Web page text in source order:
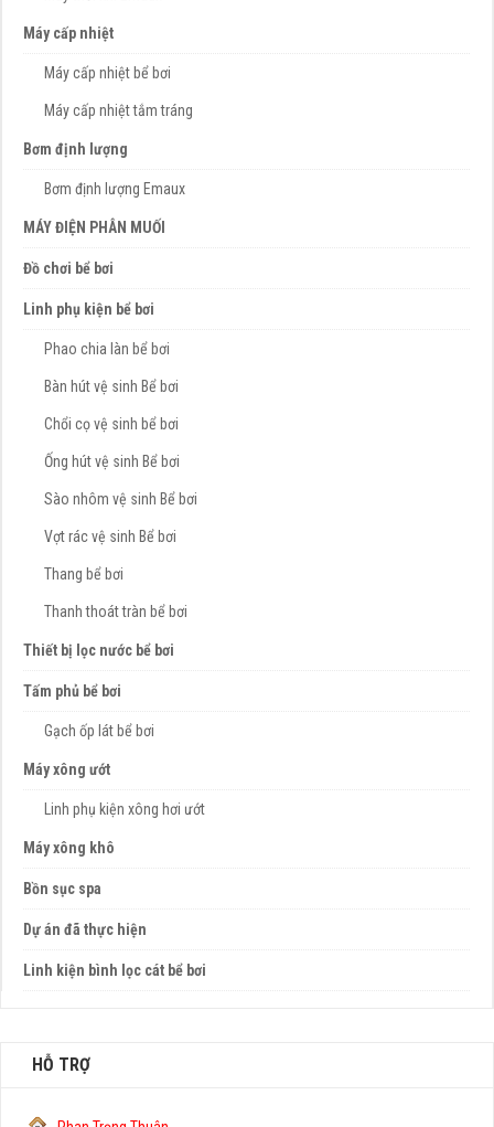
Máy cấp nhiệt
Máy cấp nhiệt bể bơi
Máy cấp nhiệt tắm tráng
Bơm định lượng
Bơm định lượng Emaux
MÁY ĐIỆN PHÂN MUỐI
Đồ chơi bể bơi
Linh phụ kiện bể bơi
Phao chia làn bể bơi
Bàn hút vệ sinh Bể bơi
Chổi cọ vệ sinh bể bơi
Ống hút vệ sinh Bể bơi
Sào nhôm vệ sinh Bể bơi
Vợt rác vệ sinh Bể bơi
Thang bể bơi
Thanh thoát tràn bể bơi
Thiết bị lọc nước bể bơi
Tấm phủ bể bơi
Gạch ốp lát bể bơi
Máy xông ướt
Linh phụ kiện xông hơi ướt
Máy xông khô
Bồn sục spa
Dự án đã thực hiện
Linh kiện bình lọc cát bể bơi
HỖ TRỢ